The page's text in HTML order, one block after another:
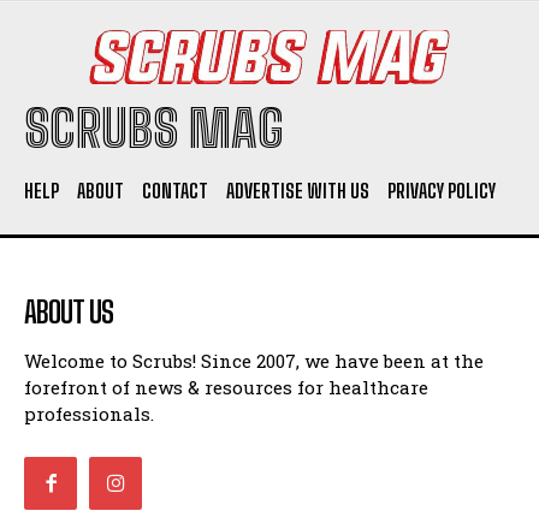
SCRUBS MAG
HELP ABOUT CONTACT ADVERTISE WITH US PRIVACY POLICY
ABOUT US
Welcome to Scrubs! Since 2007, we have been at the
forefront of news & resources for healthcare
professionals.